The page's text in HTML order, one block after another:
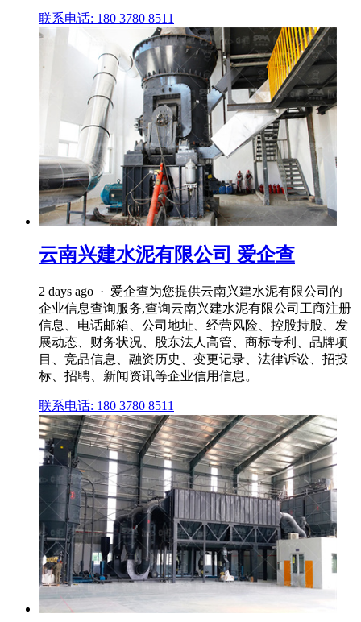
联系电话: 180 3780 8511
云南兴建水泥有限公司 爱企查
2 days ago · 爱企查为您提供云南兴建水泥有限公司的
企业信息查询服务,查询云南兴建水泥有限公司工商注册
信息、电话邮箱、公司地址、经营风险、控股持股、发
展动态、财务状况、股东法人高管、商标专利、品牌项
目、竞品信息、融资历史、变更记录、法律诉讼、招投
标、招聘、新闻资讯等企业信用信息。
联系电话: 180 3780 8511